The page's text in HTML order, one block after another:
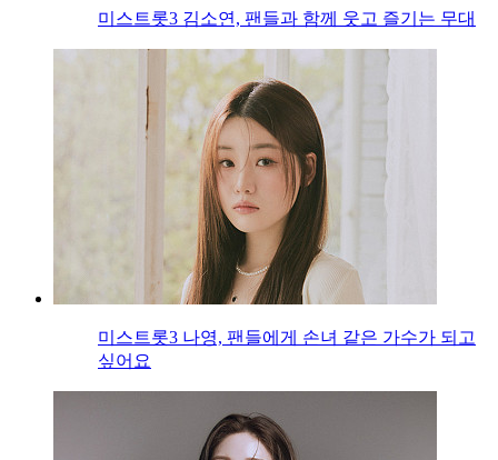
미스트롯3 김소연, 팬들과 함께 웃고 즐기는 무대
미스트롯3 나영, 팬들에게 손녀 같은 가수가 되고
싶어요